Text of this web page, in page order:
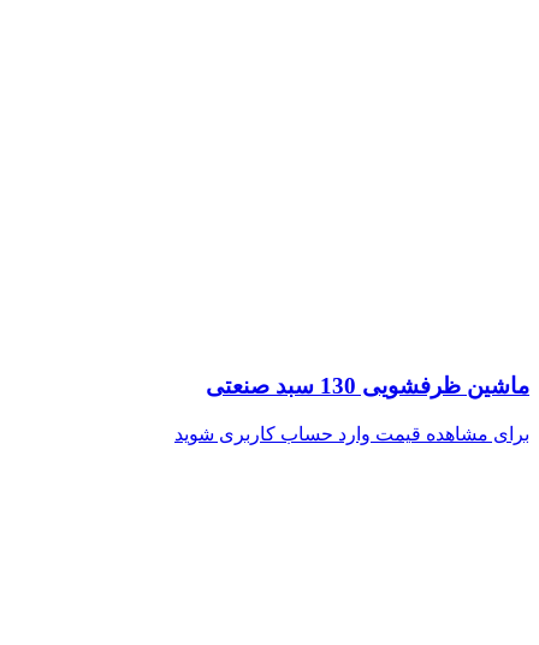
ماشین ظرفشویی 130 سبد صنعتی
برای مشاهده قیمت وارد حساب کاربری شوید